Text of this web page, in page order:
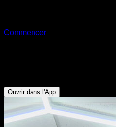
Commencer
Ouvrir dans l'App